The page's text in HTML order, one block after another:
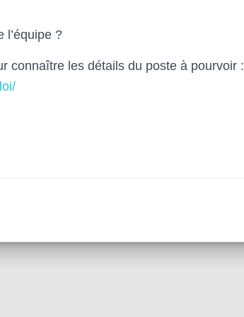
l’équipe ?
connaître les détails du poste à pourvoir :